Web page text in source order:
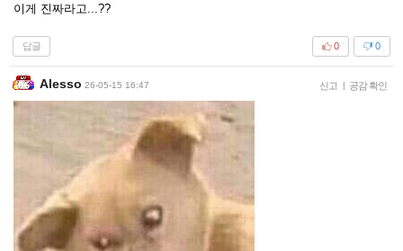
이게 진짜라고...??
답글 0
0
Alesso 26-05-15 16:47 신고 | 공감 확인